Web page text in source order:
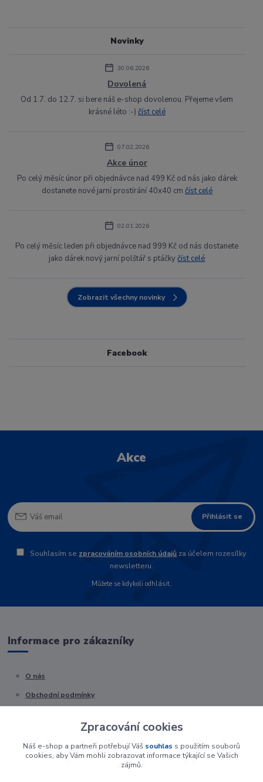
Novinky
30.06.2026
Dovolená
Od 1.7. do 12.7. si bere náš e-shop dovolenou. Přejeme všem
krásné léto :-) číst celé
07.02.2026
Akce únor
Po celý měsíc únor při objednávce nad 499 Kč od nás jako dárek
dostanete nové jarní prostírání 40x40 cm číst celé
02.01.2026
Po celý měsíc leden při objednávce nad 999 Kč od nás dostanete
jako dárek nový jarní polštář s ptáčkyčíst celé
Zobrazit všechny novinky
Facebook
Akce
Přihlásit se
Souhlasím se zpracováním osobních údajů za účelem rozesílky
newsletteru.
Můžete se kdykoli odhlásit.
Informace pro zákazníky
O nás
Obchodní podmínky
Zpracování cookies
Náš e-shop a partneři potřebují Váš souhlas s použitím souborů
cookies, aby Vám mohli zobrazovat informace týkající se Vašich
zájmů.